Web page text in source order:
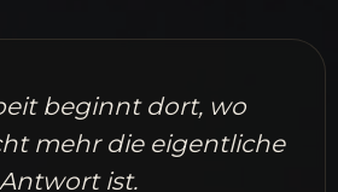
beginnt dort, wo
mehr die eigentliche
Antwort ist.